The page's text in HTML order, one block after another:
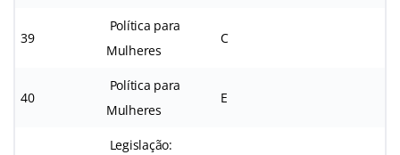
39
Política para
Mulheres
C
40
Política para
Mulheres
E
Legislação: